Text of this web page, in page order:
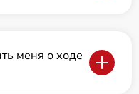
меня о ходе